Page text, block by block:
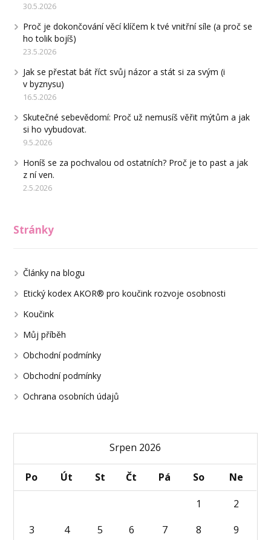
30.5.2026
Proč je dokončování věcí klíčem k tvé vnitřní síle (a proč se
ho tolik bojíš)
23.5.2026
Jak se přestat bát říct svůj názor a stát si za svým (i
v byznysu)
16.5.2026
Skutečné sebevědomí: Proč už nemusíš věřit mýtům a jak
si ho vybudovat.
9.5.2026
Honíš se za pochvalou od ostatních? Proč je to past a jak
z ní ven.
2.5.2026
Stránky
Články na blogu
Etický kodex AKOR® pro koučink rozvoje osobnosti
Koučink
Můj příběh
Obchodní podmínky
Obchodní podmínky
Ochrana osobních údajů
Srpen 2026
Po Út St Čt Pá So
Ne
1
2
3
4 5 6 7 8 9